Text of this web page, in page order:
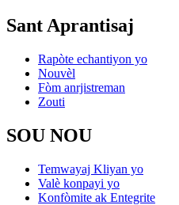
Sant Aprantisaj
Rapòte echantiyon yo
Nouvèl
Fòm anrjistreman
Zouti
SOU NOU
Temwayaj Kliyan yo
Valè konpayi yo
Konfòmite ak Entegrite